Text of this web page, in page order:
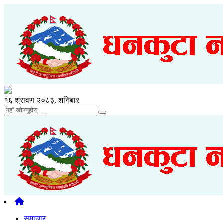
१६ श्रावण २०८३, शनिबार
समाचार